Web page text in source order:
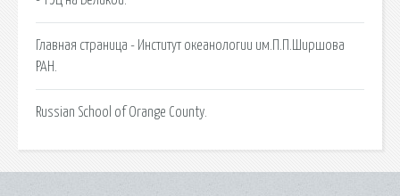
Главная страница - Институт океанологии им.П.П.Ширшова
РАН.
Russian School of Orange County.